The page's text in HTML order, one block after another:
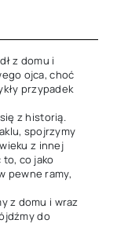
z domu i
ojca, choć
przypadek
z historią.
spojrzymy
z innej
co jako
pewne ramy,
z domu i wraz
do